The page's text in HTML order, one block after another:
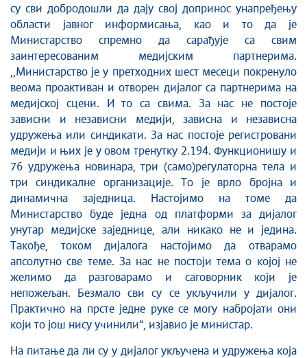
су сви добродошли да дају свој допринос унапређењу
области јавног информисања, као и то да је
Министарство спремно да сарађује са свим
заинтересованим медијским партнерима.
,,Министарство је у претходних шест месеци покренуло
веома проактиван и отворен дијалог са партнерима на
медијској сцени. И то са свима. За нас не постоје
зависни и независни медији, зависна и независна
удружења или синдикати. За нас постоје регистровани
медији и њих је у овом тренутку 2.194. Функционишу и
76 удружења новинара, три (само)регулаторна тела и
три синдикалне организације. То је врло бројна и
динамична заједница. Настојимо на томе да
Министарство буде једна од платформи за дијалог
унутар медијске заједнице, али никако не и једина.
Такође, током дијалога настојимо да отварамо
апсолутно све теме. За нас не постоји тема о којој не
желимо да разговарамо и саговорник који је
непожељан. Безмало сви су се укључили у дијалог.
Практично на прсте једне руке се могу набројати они
који то још нису учинили“, изјавио је министар.
На питање да ли су у дијалог укључена и удружења која